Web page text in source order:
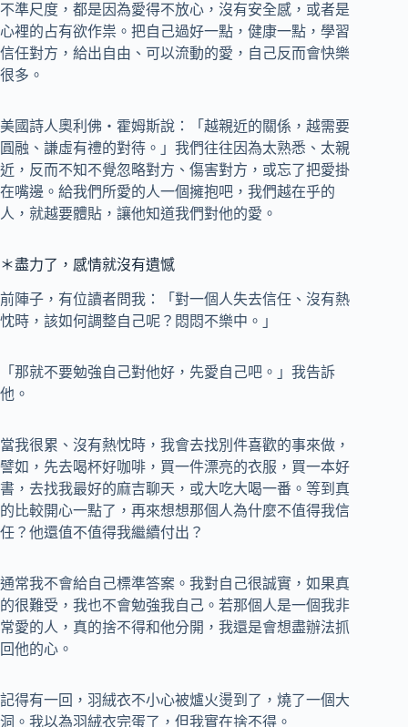
不準尺度，都是因為愛得不放心，沒有安全感，或者是
心裡的占有欲作祟。把自己過好一點，健康一點，學習
信任對方，給出自由、可以流動的愛，自己反而會快樂
很多。
美國詩人奧利佛‧霍姆斯說：「越親近的關係，越需要
圓融、謙虛有禮的對待。」我們往往因為太熟悉、太親
近，反而不知不覺忽略對方、傷害對方，或忘了把愛掛
在嘴邊。給我們所愛的人一個擁抱吧，我們越在乎的
人，就越要體貼，讓他知道我們對他的愛。
＊盡力了，感情就沒有遺憾
前陣子，有位讀者問我：「對一個人失去信任、沒有熱
忱時，該如何調整自己呢？悶悶不樂中。」
「那就不要勉強自己對他好，先愛自己吧。」我告訴
他。
當我很累、沒有熱忱時，我會去找別件喜歡的事來做，
譬如，先去喝杯好咖啡，買一件漂亮的衣服，買一本好
書，去找我最好的麻吉聊天，或大吃大喝一番。等到真
的比較開心一點了，再來想想那個人為什麼不值得我信
任？他還值不值得我繼續付出？
通常我不會給自己標準答案。我對自己很誠實，如果真
的很難受，我也不會勉強我自己。若那個人是一個我非
常愛的人，真的捨不得和他分開，我還是會想盡辦法抓
回他的心。
記得有一回，羽絨衣不小心被爐火燙到了，燒了一個大
洞。我以為羽絨衣完蛋了，但我實在捨不得。